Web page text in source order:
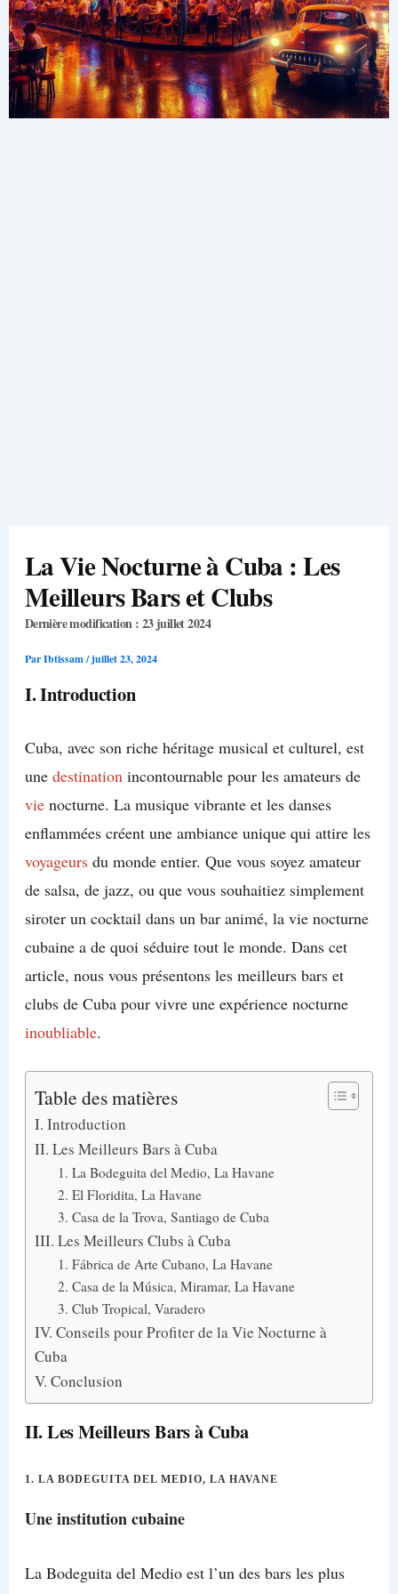
La Vie Nocturne à Cuba : Les
Meilleurs Bars et Clubs
Dernière modification : 23 juillet 2024
ParIbtissam/juillet 23, 2024
I. Introduction
Cuba, avec son riche héritage musical et culturel, est
une destination incontournable pour les amateurs de
vienocturne. La musique vibrante et les danses
enflammées créent une ambiance unique qui attire les
voyageursdu monde entier. Que vous soyez amateur
de salsa, de jazz, ou que vous souhaitiez simplement
siroter un cocktail dans un bar animé, la vie nocturne
cubaine a de quoi séduire tout le monde. Dans cet
article, nous vous présentons les meilleurs bars et
clubs de Cuba pour vivre une expérience nocturne
inoubliable.
Table des matières
I. Introduction
II. Les Meilleurs Bars à Cuba
1. La Bodeguita del Medio, La Havane
2. El Floridita, La Havane
3. Casa de la Trova, Santiago de Cuba
III. Les Meilleurs Clubs à Cuba
1. Fábrica de Arte Cubano, La Havane
2. Casa de la Música, Miramar, La Havane
3. Club Tropical, Varadero
IV. Conseils pour Profiter de la Vie Nocturne à
Cuba
V. Conclusion
II. Les Meilleurs Bars à Cuba
1. LA BODEGUITA DEL MEDIO, LA HAVANE
Une institution cubaine
La Bodeguita del Medio est l’un des bars les plus